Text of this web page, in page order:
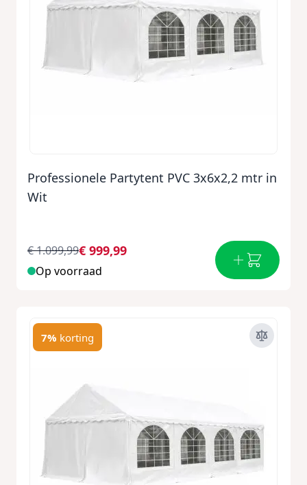
Professionele Partytent PVC 3x6x2,2 mtr in
Wit
€ 999,99
€ 1.099,99
Op voorraad
7% korting